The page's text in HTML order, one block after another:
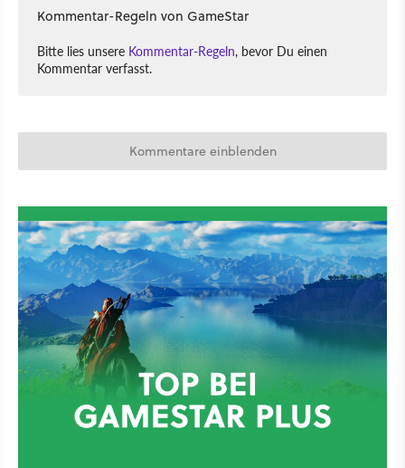
Kommentar-Regeln von GameStar
Bitte lies unsere Kommentar-Regeln, bevor Du einen
Kommentar verfasst.
Kommentare einblenden